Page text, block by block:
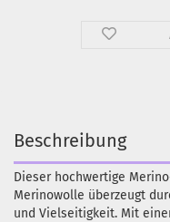
Beschreibung
Dieser hochwertige
Merinowolle überzeugt
und Vielseitigkeit. Mit